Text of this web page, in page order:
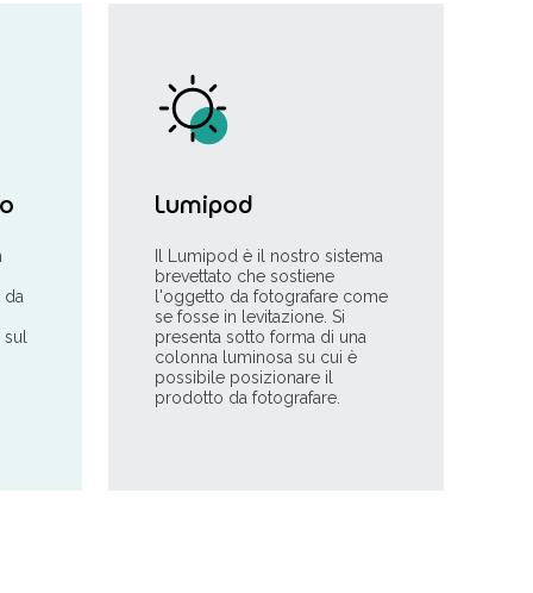
da
Lumipod
Il Lumipod è il nostro sistema
brevettato che sostiene
l'oggetto da fotografare come
se fosse in levitazione. Si
presenta sotto forma di una
colonna luminosa su cui è
possibile posizionare il
prodotto da fotografare.